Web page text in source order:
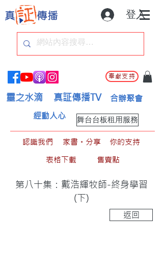
登入
奉獻支持
靈之水滴 真証傳播TV 合辦聚會
舞台台板租用服務
經動人心
認識我們 家書。分享
你的支持
表格下載
售賣點
第八十集：戴浩輝牧師-終身學習
(下)
返回